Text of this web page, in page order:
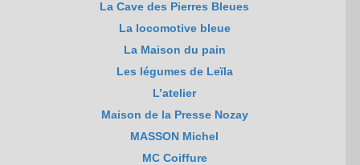
La Cave des Pierres Bleues
La locomotive bleue
La Maison du pain
Les légumes de Leïla
L’atelier
Maison de la Presse Nozay
MASSON Michel
MC Coiffure